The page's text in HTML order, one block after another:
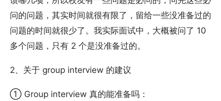
问的问题，其实时间就很有限了，留给一些没准备过的
问题的时间就很少了。我实际面试中，大概被问了 10
多个问题，只有 2 个是没准备过的。
2、关于 group interview 的建议
① Group interview 真的能准备吗：